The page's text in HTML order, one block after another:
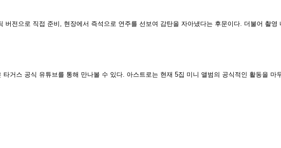
버전으로 직접 준비, 현장에서 즉석으로 연주를 선보여 감탄을 자아냈다는 후문이다. 더불어 촬
타거스 공식 유튜브를 통해 만나볼 수 있다. 아스트로는 현재 5집 미니 앨범의 공식적인 활동을